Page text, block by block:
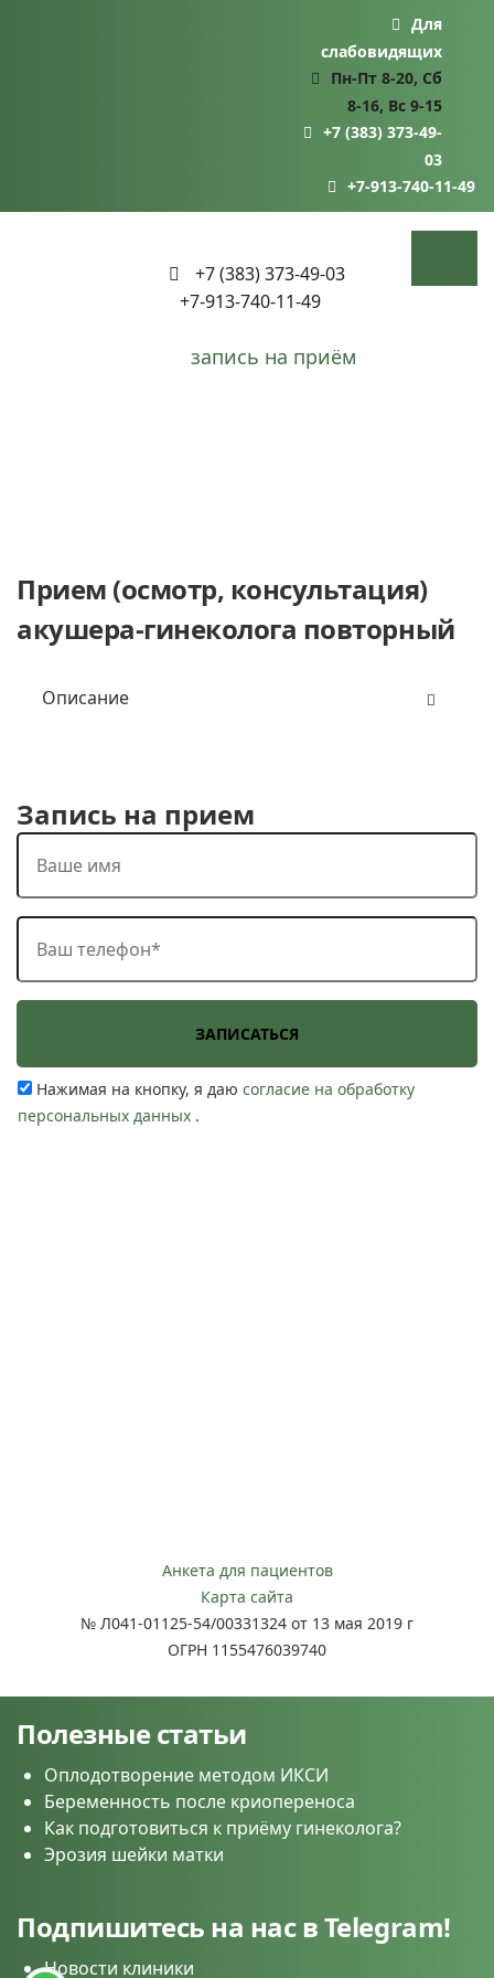
Для
слабовидящих
Пн-Пт 8-20, Сб
8-16, Вс 9-15
+7 (383) 373-49-
03
+7-913-740-11-49
+7 (383) 373-49-03
+7-913-740-11-49
запись на приём
Прием (осмотр, консультация)
акушера-гинеколога повторный
Описание
Запись на прием
Нажимая на кнопку, я даю согласие на обработку
персональных данных .
Анкета для пациентов
Карта сайта
№ Л041-01125-54/00331324 от 13 мая 2019 г
ОГРН 1155476039740
Полезные статьи
Оплодотворение методом ИКСИ
Беременность после криопереноса
Как подготовиться к приёму гинеколога?
Эрозия шейки матки
Подпишитесь на нас в Telegram!
Новости клиники